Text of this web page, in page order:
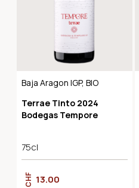
Baja Aragon IGP, BIO
Terrae Tinto 2024
Bodegas Tempore
75cl
CHF 13.00